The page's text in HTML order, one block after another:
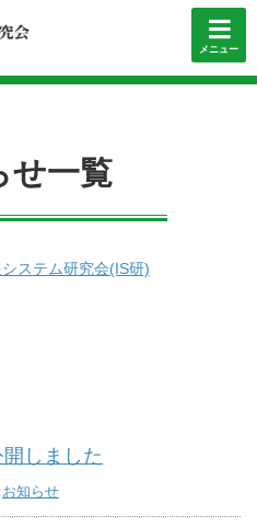
メニュー
せ一覧
ステム研究会(IS研)
しました
お知らせ